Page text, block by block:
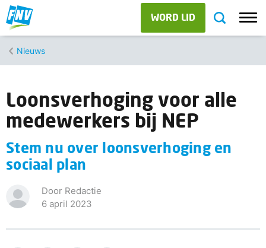
WORD LID
Nieuws
Loonsverhoging voor alle
medewerkers bij NEP
Stem nu over loonsverhoging en
sociaal plan
Door Redactie
6 april 2023